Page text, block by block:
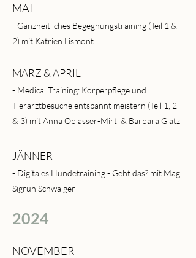
MAI
- Ganzheitliches Begegnungstraining (Teil 1 &
2) mit Katrien Lismont
MÄRZ & APRIL
- Medical Training: Körperpflege und
Tierarztbesuche entspannt meistern (Teil 1, 2
& 3) mit Anna Oblasser-Mirtl & Barbara Glatz
JÄNNER
- Digitales Hundetraining - Geht das? mit Mag.
Sigrun Schwaiger
2024
NOVEMBER